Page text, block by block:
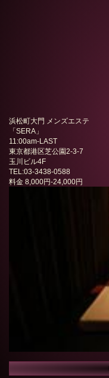
浜松町大門 メンズエステ
「SERA 」
11:00am-LAST
東京都港区芝公園2-3-7
玉川ビル4F
TEL:03-3438-0588
料金 8,000円-24,000円